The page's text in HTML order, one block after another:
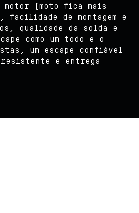
(moto fica mais
de montagem e
qualidade da solda e
como um todo e o
um escape confiável
e entrega